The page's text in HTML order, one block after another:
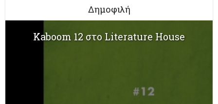
Δημοφιλή
Kaboom 12 στο Literature House